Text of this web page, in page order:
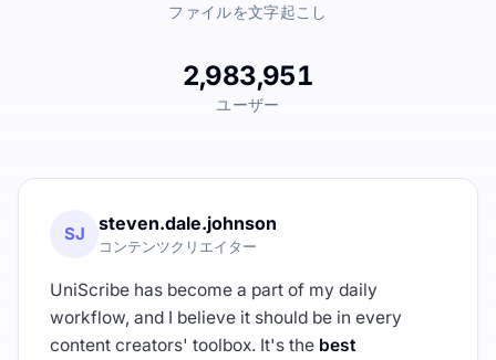
ファイルを文字起こし
2,983,951
ユーザー
SJ steven.dale.johnson
コンテンツクリエイター
UniScribe has become a part of my daily
workflow, and I believe it should be in every
content creators' toolbox. It's the best